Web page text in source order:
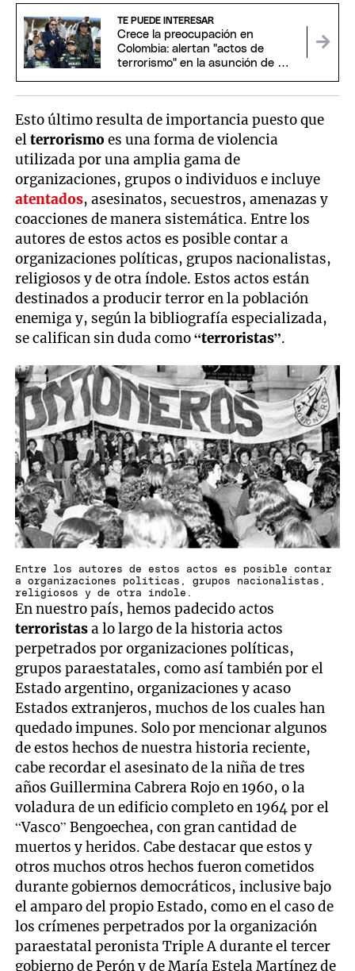
TE PUEDE INTERESAR
Crece la preocupación en
Colombia: alertan "actos de
terrorismo" en la asunción de De
Esto último resulta de importancia puesto que
elterrorismoes una forma de violencia
utilizada por una amplia gama de
organizaciones, grupos o individuos e incluye
atentados, asesinatos, secuestros, amenazas y
coacciones de manera sistemática. Entre los
autores de estos actos es posible contar a
organizaciones políticas, grupos nacionalistas,
religiosos y de otra índole. Estos actos están
destinados a producir terror en la población
enemiga y, según la bibliografía especializada,
se califican sin duda como“terroristas”.
Entre los autores de estos actos es posible contar
a organizaciones políticas, grupos nacionalistas,
religiosos y de otra índole.
En nuestro país, hemos padecido actos
terroristasa lo largo de la historia actos
perpetrados por organizaciones políticas,
grupos paraestatales, como así también por el
Estado argentino, organizaciones y acaso
Estados extranjeros, muchos de los cuales han
quedado impunes. Solo por mencionar algunos
de estos hechos de nuestra historia reciente,
cabe recordar el asesinato de la niña de tres
años Guillermina Cabrera Rojo en 1960, o la
voladura de un edificio completo en 1964 por el
“Vasco” Bengoechea, con gran cantidad de
muertos y heridos. Cabe destacar que estos y
otros muchos otros hechos fueron cometidos
durante gobiernos democráticos, inclusive bajo
el amparo del propio Estado, como en el caso de
los crímenes perpetrados por la organización
paraestatal peronista Triple A durante el tercer
gobierno de Perón y de María Estela Martínez de